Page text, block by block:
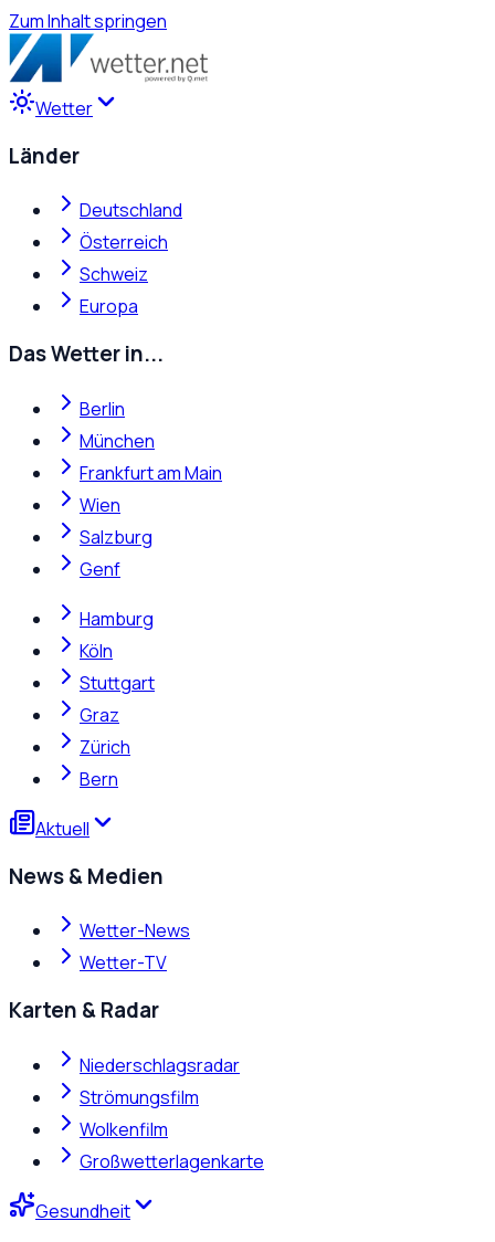
Zum Inhalt springen
Wetter
Länder
Deutschland
Österreich
Schweiz
Europa
Das Wetter in...
Berlin
München
Frankfurt am Main
Wien
Salzburg
Genf
Hamburg
Köln
Stuttgart
Graz
Zürich
Bern
Aktuell
News & Medien
Wetter-News
Wetter-TV
Karten & Radar
Niederschlagsradar
Strömungsfilm
Wolkenfilm
Großwetterlagenkarte
Gesundheit